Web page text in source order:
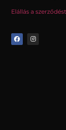
Elállás a